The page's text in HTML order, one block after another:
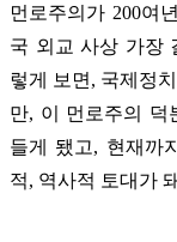
먼로주의가 200여
국 외교 사상 가장
렇게 보면, 국제정
만, 이 먼로주의 덕
들게 됐고, 현재까
적, 역사적 토대가